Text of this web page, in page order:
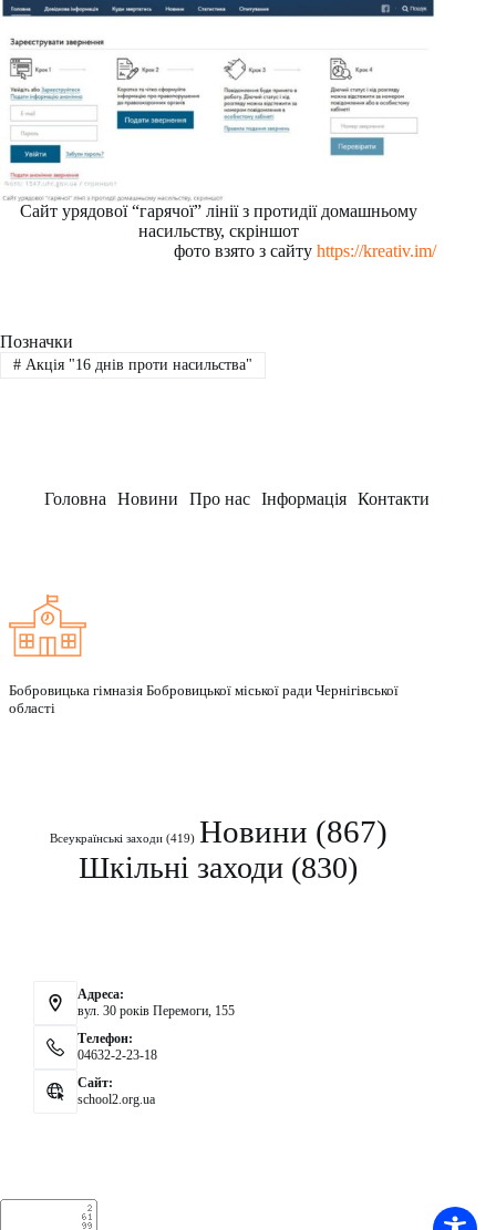
Сайт урядової “гарячої” лінії з протидії домашньому
насильству, скріншот
фото взято з сайтуhttps://kreativ.im/
Позначки
#Акція "16 днів проти насильства"
Головна Новини Про нас Інформація Контакти
Бобровицька гімназія Бобровицької міської ради Чернігівської
області
Всеукраїнські заходи(419) Новини (867)
Шкільні заходи (830)
Адреса:
вул. 30 років Перемоги, 155
Телефон:
04632-2-23-18
Сайт:
school2.org.ua